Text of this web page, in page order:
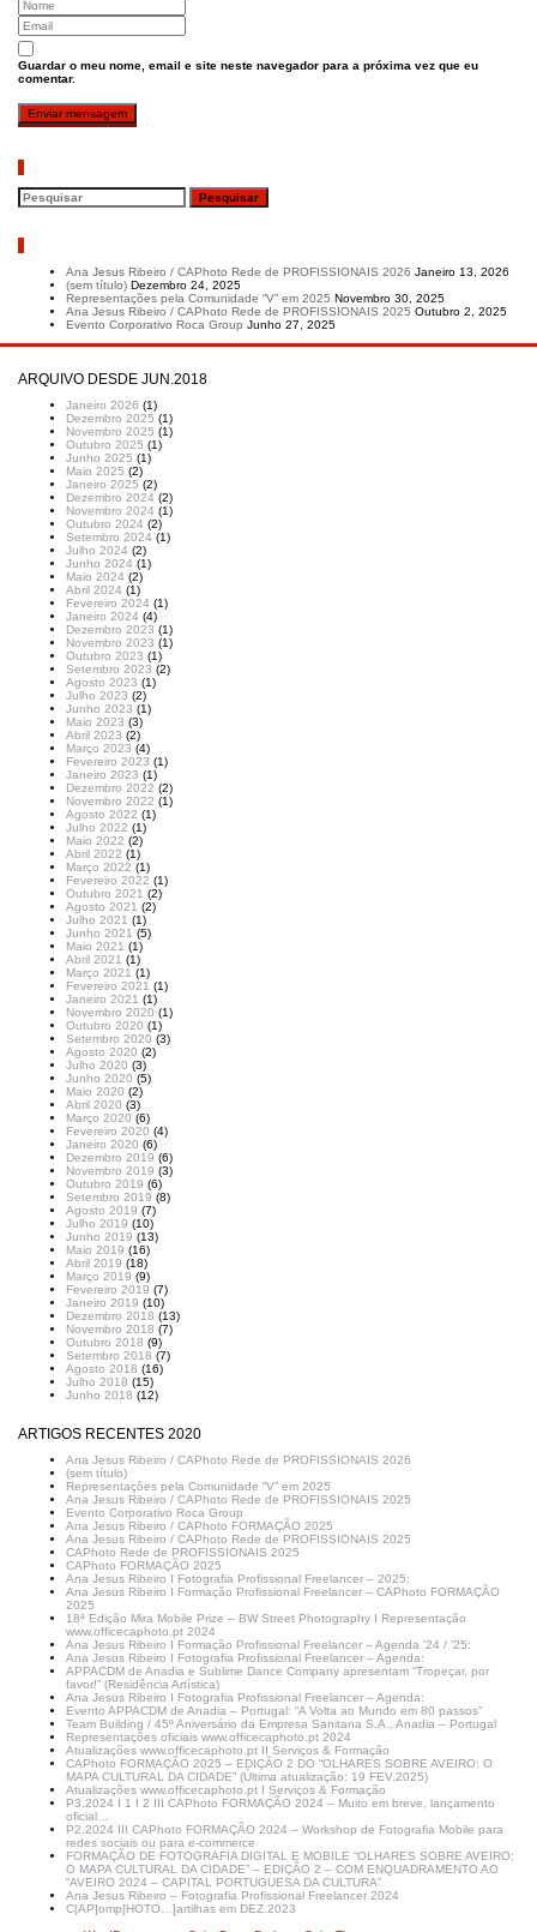
Guardar o meu nome, email e site neste navegador para a próxima vez que eu
comentar.
Ana Jesus Ribeiro / CAPhoto Rede de PROFISSIONAIS 2026 Janeiro 13, 2026
(sem título) Dezembro 24, 2025
Representações pela Comunidade “V” em 2025 Novembro 30, 2025
Ana Jesus Ribeiro / CAPhoto Rede de PROFISSIONAIS 2025 Outubro 2, 2025
Evento Corporativo Roca Group Junho 27, 2025
ARQUIVO DESDE JUN.2018
Janeiro 2026 (1)
Dezembro 2025 (1)
Novembro 2025 (1)
Outubro 2025 (1)
Junho 2025 (1)
Maio 2025 (2)
Janeiro 2025 (2)
Dezembro 2024 (2)
Novembro 2024 (1)
Outubro 2024 (2)
Setembro 2024 (1)
Julho 2024 (2)
Junho 2024 (1)
Maio 2024 (2)
Abril 2024 (1)
Fevereiro 2024 (1)
Janeiro 2024 (4)
Dezembro 2023 (1)
Novembro 2023 (1)
Outubro 2023 (1)
Setembro 2023 (2)
Agosto 2023 (1)
Julho 2023 (2)
Junho 2023 (1)
Maio 2023 (3)
Abril 2023 (2)
Março 2023 (4)
Fevereiro 2023 (1)
Janeiro 2023 (1)
Dezembro 2022 (2)
Novembro 2022 (1)
Agosto 2022 (1)
Julho 2022 (1)
Maio 2022 (2)
Abril 2022 (1)
Março 2022 (1)
Fevereiro 2022 (1)
Outubro 2021 (2)
Agosto 2021 (2)
Julho 2021 (1)
Junho 2021 (5)
Maio 2021 (1)
Abril 2021 (1)
Março 2021 (1)
Fevereiro 2021 (1)
Janeiro 2021 (1)
Novembro 2020 (1)
Outubro 2020 (1)
Setembro 2020 (3)
Agosto 2020 (2)
Julho 2020 (3)
Junho 2020 (5)
Maio 2020 (2)
Abril 2020 (3)
Março 2020 (6)
Fevereiro 2020 (4)
Janeiro 2020 (6)
Dezembro 2019 (6)
Novembro 2019 (3)
Outubro 2019 (6)
Setembro 2019 (8)
Agosto 2019 (7)
Julho 2019 (10)
Junho 2019 (13)
Maio 2019 (16)
Abril 2019 (18)
Março 2019 (9)
Fevereiro 2019 (7)
Janeiro 2019 (10)
Dezembro 2018 (13)
Novembro 2018 (7)
Outubro 2018 (9)
Setembro 2018 (7)
Agosto 2018 (16)
Julho 2018 (15)
Junho 2018 (12)
ARTIGOS RECENTES 2020
Ana Jesus Ribeiro / CAPhoto Rede de PROFISSIONAIS 2026
(sem título)
Representações pela Comunidade “V” em 2025
Ana Jesus Ribeiro / CAPhoto Rede de PROFISSIONAIS 2025
Evento Corporativo Roca Group
Ana Jesus Ribeiro / CAPhoto FORMAÇÃO 2025
Ana Jesus Ribeiro / CAPhoto Rede de PROFISSIONAIS 2025
CAPhoto Rede de PROFISSIONAIS 2025
CAPhoto FORMAÇÃO 2025
Ana Jesus Ribeiro I Fotografia Profissional Freelancer – 2025:
Ana Jesus Ribeiro I Formação Profissional Freelancer – CAPhoto FORMAÇÃO
2025
18ª Edição Mira Mobile Prize – BW Street Photography I Representação
www.officecaphoto.pt 2024
Ana Jesus Ribeiro I Formação Profissional Freelancer – Agenda ’24 / ’25:
Ana Jesus Ribeiro I Fotografia Profissional Freelancer – Agenda:
APPACDM de Anadia e Sublime Dance Company apresentam “Tropeçar, por
favor!” (Residência Artística)
Ana Jesus Ribeiro I Fotografia Profissional Freelancer – Agenda:
Evento APPACDM de Anadia – Portugal: “A Volta ao Mundo em 80 passos”
Team Building / 45º Aniversário da Empresa Sanitana S.A., Anadia – Portugal
Representações oficiais www.officecaphoto.pt 2024
Atualizações www.officecaphoto.pt II Serviços & Formação
CAPhoto FORMAÇÃO 2025 – EDIÇÃO 2 DO “OLHARES SOBRE AVEIRO: O
MAPA CULTURAL DA CIDADE” (Última atualização: 19 FEV.2025)
Atualizações www.officecaphoto.pt I Serviços & Formação
P3.2024 I 1 I 2 III CAPhoto FORMAÇÃO 2024 – Muito em breve, lançamento
oficial…
P2.2024 III CAPhoto FORMAÇÃO 2024 – Workshop de Fotografia Mobile para
redes sociais ou para e-commerce
FORMAÇÃO DE FOTOGRAFIA DIGITAL E MOBILE “OLHARES SOBRE AVEIRO:
O MAPA CULTURAL DA CIDADE” – EDIÇÃO 2 – COM ENQUADRAMENTO AO
“AVEIRO 2024 – CAPITAL PORTUGUESA DA CULTURA”
Ana Jesus Ribeiro – Fotografia Profissional Freelancer 2024
C[AP]omp[HOTO…]artilhas em DEZ.2023